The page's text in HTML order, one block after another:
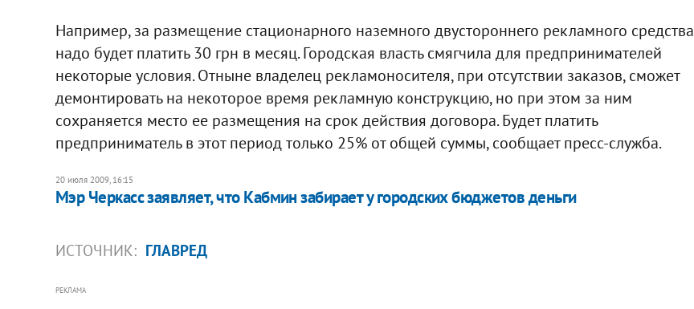
Например, за размещение стационарного наземного двустороннего рекламного средства
надо будет платить 30 грн в месяц. Городская власть смягчила для предпринимателей
некоторые условия. Отныне владелец рекламоносителя, при отсутствии заказов, сможет
демонтировать на некоторое время рекламную конструкцию, но при этом за ним
сохраняется место ее размещения на срок действия договора. Будет платить
предприниматель в этот период только 25% от общей суммы, сообщает пресс-служба.
20 июля 2009, 16:15
Мэр Черкасс заявляет, что Кабмин забирает у городских бюджетов деньги
ИСТОЧНИК: ГЛАВРЕД
РЕКЛАМА